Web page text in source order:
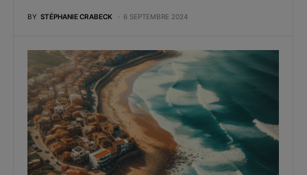
BY STÉPHANIE CRABECK 6 SEPTEMBRE 2024